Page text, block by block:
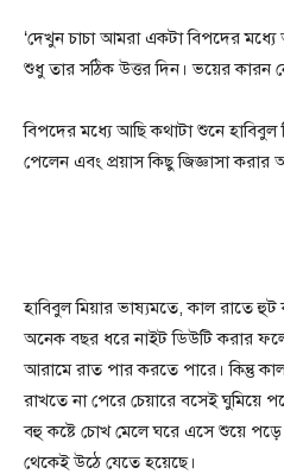
‘দেখুন চাচা আমরা একটা বিপদের
শুধু তার সঠিক উত্তর দিন। ভয়ের কারন
বিপদের মধ্যে আছি কথাটা শুনে হাবিবুল
পেলেন এবং প্রয়াস কিছু জিজ্ঞাসা
হাবিবুল মিয়ার ভাষ্যমতে, কাল রাতে
অনেক বছর ধরে নাইট ডিউটি করার ফলে
আরামে রাত পার করতে পারে। কিন্তু
রাখতে না পেরে চেয়ারে বসেই
বহু কষ্টে চোখ মেলে ঘরে এসে শুয়ে
থেকেই উঠে যেতে হয়েছে।